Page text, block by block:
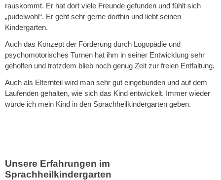
rauskommt. Er hat dort viele Freunde gefunden und fühlt sich
„pudelwohl“. Er geht sehr gerne dorthin und liebt seinen
Kindergarten.
Auch das Konzept der Förderung durch Logopädie und
psychomotorisches Turnen hat ihm in seiner Entwicklung sehr
geholfen und trotzdem blieb noch genug Zeit zur freien Entfaltung.
Auch als Elternteil wird man sehr gut eingebunden und auf dem
Laufenden gehalten, wie sich das Kind entwickelt. Immer wieder
würde ich mein Kind in den Sprachheilkindergarten geben.
Unsere Erfahrungen im
Sprachheilkindergarten